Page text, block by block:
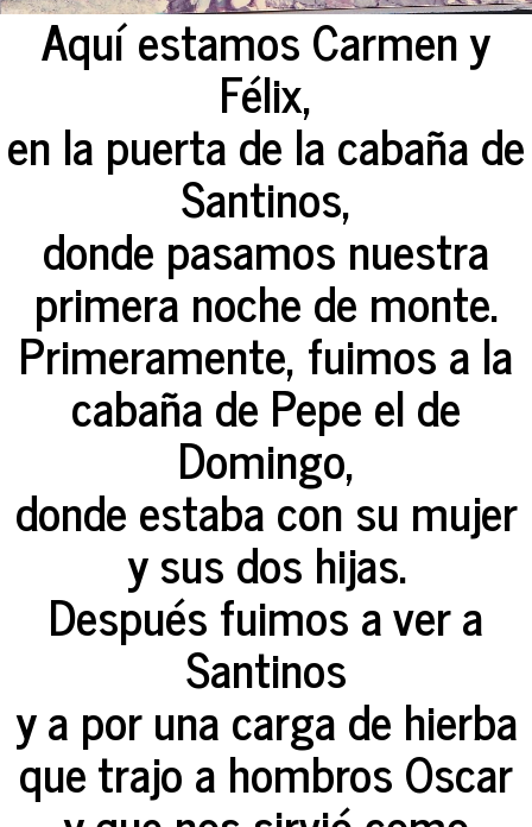
Aquí estamos Carmen y
Félix,
en la puerta de la cabaña de
Santinos,
donde pasamos nuestra
primera noche de monte.
Primeramente, fuimos a la
cabaña de Pepe el de
Domingo,
donde estaba con su mujer
y sus dos hijas.
Después fuimos a ver a
Santinos
y a por una carga de hierba
que trajo a hombros Oscar